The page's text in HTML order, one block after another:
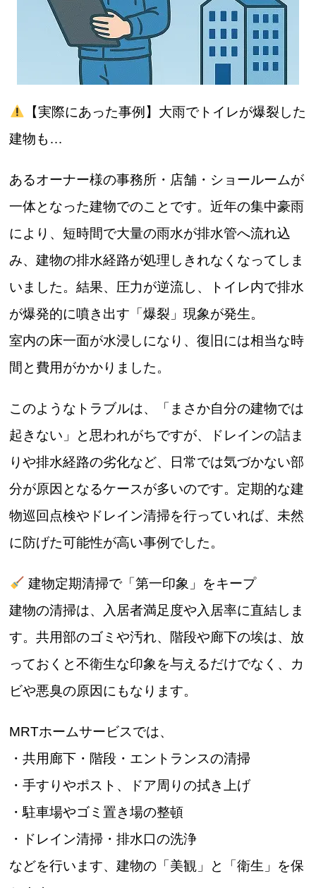
【実際にあった事例】大雨でトイレが爆裂した
建物も…
あるオーナー様の事務所・店舗・ショールームが
一体となった建物でのことです。近年の集中豪雨
により、短時間で大量の雨水が排水管へ流れ込
み、建物の排水経路が処理しきれなくなってしま
いました。結果、圧力が逆流し、トイレ内で排水
が爆発的に噴き出す「爆裂」現象が発生。
室内の床一面が水浸しになり、復旧には相当な時
間と費用がかかりました。
このようなトラブルは、「まさか自分の建物では
起きない」と思われがちですが、ドレインの詰ま
りや排水経路の劣化など、日常では気づかない部
分が原因となるケースが多いのです。定期的な建
物巡回点検やドレイン清掃を行っていれば、未然
に防げた可能性が高い事例でした。
建物定期清掃で「第一印象」をキープ
建物の清掃は、入居者満足度や入居率に直結しま
す。共用部のゴミや汚れ、階段や廊下の埃は、放
っておくと不衛生な印象を与えるだけでなく、カ
ビや悪臭の原因にもなります。
MRTホームサービスでは、
・共用廊下・階段・エントランスの清掃
・手すりやポスト、ドア周りの拭き上げ
・駐車場やゴミ置き場の整頓
・ドレイン清掃・排水口の洗浄
などを行います、建物の「美観」と「衛生」を保